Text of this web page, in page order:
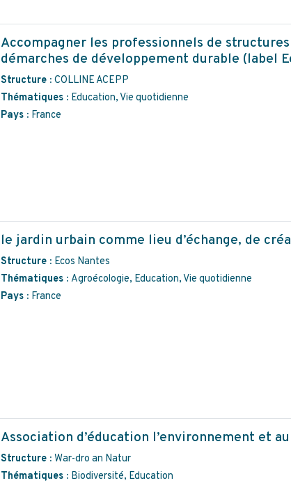
Accompagner les professionnels de
démarches de développement durable (label
Structure : COLLINE ACEPP
Thématiques : Education, Vie quotidienne
Pays : France
le jardin urbain comme lieu d’échange, de
Structure : Ecos Nantes
Thématiques : Agroécologie, Education, Vie quotidienne
Pays : France
Association d’éducation l’environnement et
Structure : War-dro an Natur
Thématiques : Biodiversité, Education